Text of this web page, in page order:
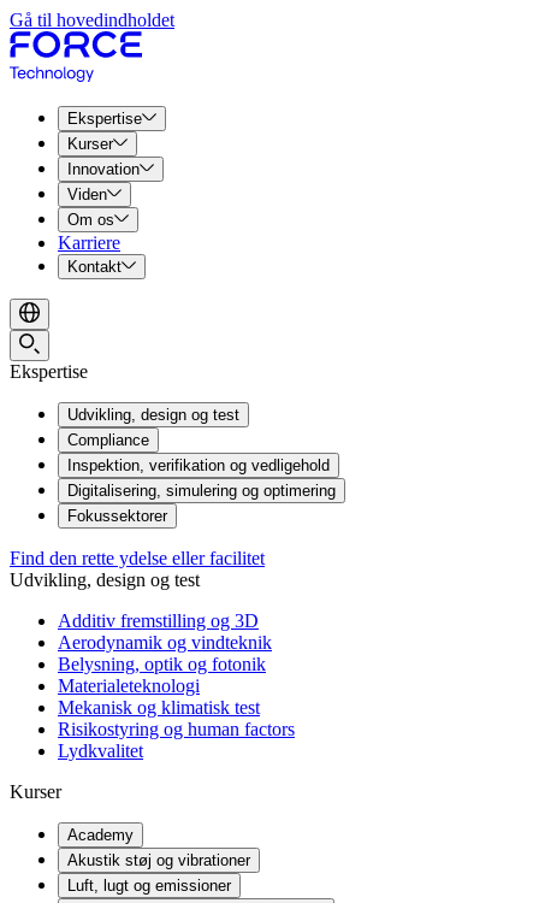
Gå til hovedindholdet
Ekspertise
Kurser
Innovation
Viden
Om os
Karriere
Kontakt
Ekspertise
Udvikling, design og test
Compliance
Inspektion, verifikation og vedligehold
Digitalisering, simulering og optimering
Fokussektorer
Find den rette ydelse eller facilitet
Udvikling, design og test
Additiv fremstilling og 3D
Aerodynamik og vindteknik
Belysning, optik og fotonik
Materialeteknologi
Mekanisk og klimatisk test
Risikostyring og human factors
Lydkvalitet
Kurser
Academy
Akustik støj og vibrationer
Luft, lugt og emissioner